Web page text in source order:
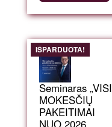
IŠPARDUOTA!
Seminaras „VISI
MOKESČIŲ
PAKEITIMAI